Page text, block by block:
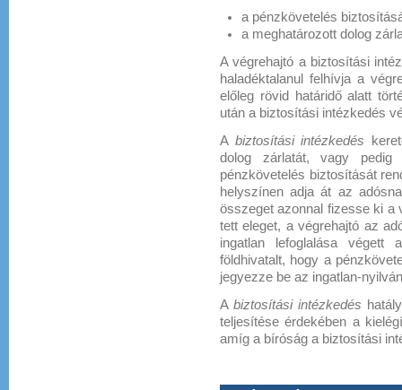
a pénzkövetelés
a meghatározott dolog
A végrehajtó a biztosítási
haladéktalanul felhívja a
előleg rövid határidő alatt
után a biztosítási intézkedés
A biztosítási intézkedés
dolog zárlatát, vagy pedig
pénzkövetelés biztosítását
helyszínen adja át az
összeget azonnal fizesse ki a
tett eleget, a végrehajtó az
ingatlan lefoglalása végett
földhivatalt, hogy a
jegyezze be az ingatlan-
A biztosítási intézkedés
teljesítése érdekében a
amíg a bíróság a biztosítási